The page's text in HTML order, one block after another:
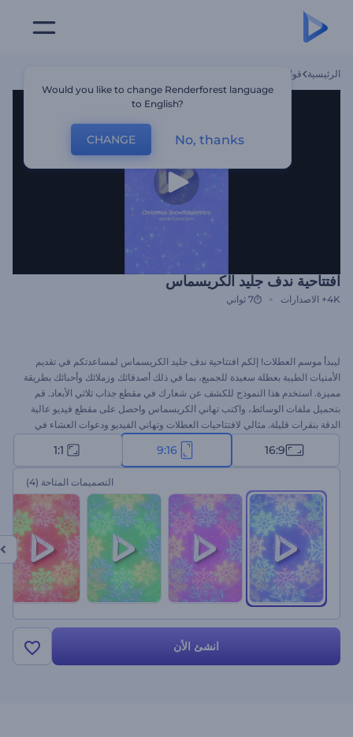
الرئيسية قوالب
افتتاحية ندف جليد الكريسماس
4K+ الاصدارات 7 ثواني
ليبدأ موسم العطلات! إلكم افتتاحية ندف جليد الكريسماس لمساعدتكم في تقديم
الأمنيات الطيبة بعطلة سعيدة للجميع، بما في ذلك أصدقائك وزملائك وأحبائك بطريقة
مميزة. استخدم هذا النموذج للكشف عن شعارك في مقطع جذاب ثلاثي الأبعاد. قم
بتحميل ملفات الوسائط، واكتب تهاني الكريسماس واحصل على مقطع فيديو عالية
الدقة بنقرات قليلة. مثالي لافتتاحيات العطلات وتهاني الفيديو ودعوات العشاء في
العام الجديد، وغيرها الكثير من المشروعات. جرب الآن!
16:9
9:16
1:1
التصميمات المتاحة (4)
انشئ الأن
Would you like to change Renderforest language
to English?
CHANGE No, thanks